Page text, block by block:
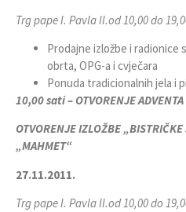
Trg pape I. Pavla II.od 10,00 do
Prodajne izložbe i radionice
obrta, OPG-a i cvječara
Ponuda tradicionalnih jela i
10,00 sati – OTVORENJE ADVENTA
OTVORENJE IZLOŽBE
„MAHMET“
27.11.2011.
Trg pape I. Pavla II.od 10,00 do